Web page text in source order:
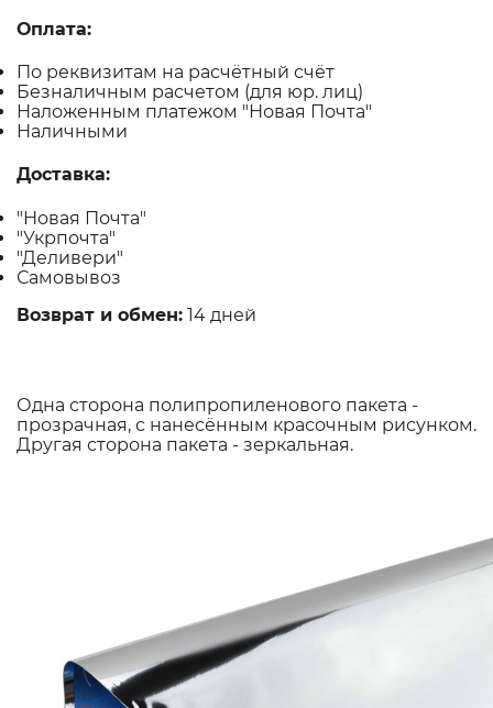
Оплата:
По реквизитам на расчётный счёт
Безналичным расчетом (для юр. лиц)
Наложенным платежом "Новая Почта"
Наличными
Доставка:
"Новая Почта"
"Укрпочта"
"Деливери"
Самовывоз
Возврат и обмен: 14 дней
Одна сторона полипропиленового пакета -
прозрачная, с нанесённым красочным рисунком.
Другая сторона пакета - зеркальная.